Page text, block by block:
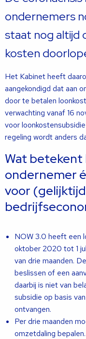
ondernemers
staat nog altijd
kosten
Het Kabinet heeft
aangekondigd dat aan
door te betalen
verwachting vanaf 16
voor
regeling wordt anders
Wat betekent
ondernemer
voor
NOW 3.0 heeft een
oktober 2020 tot 1
van drie maanden.
beslissen of een
daarbij is niet van
subsidie op basis
ontvangen.
Per drie maanden
omzetdaling